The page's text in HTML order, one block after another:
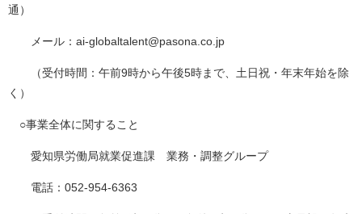
通）
メール：ai-globaltalent@pasona.co.jp
（受付時間：午前9時から午後5時まで、土日祝・年末年始を除
く）
○事業全体に関すること
愛知県労働局就業促進課 業務・調整グループ
電話：052-954-6363